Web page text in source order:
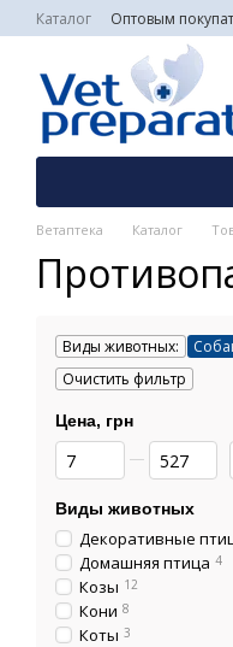
Перейти к основному
Каталог Оптовым
Ветаптека Каталог
Виды животных:
Очистить фильтр
Цена, грн
От Цена, грн
До Цена, грн
Виды животных
Декоративные
Домашняя птица 4
Козы 12
Кони 8
Коты 3